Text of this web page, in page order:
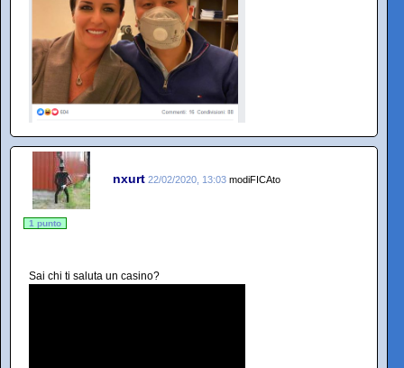
nxurt 22/02/2020, 13:03 modiFICAto
1 punto
Sai chi ti saluta un casino?